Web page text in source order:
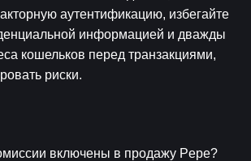
аутентификацию, избегайте
информацией и дважды
кошельков перед транзакциями,
риски.
включены в продажу Pepe?